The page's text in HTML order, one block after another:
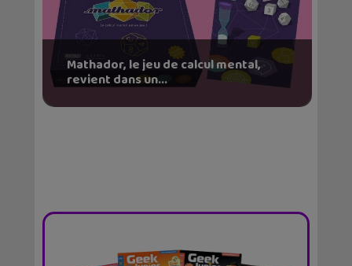
Mathador, le jeu de calcul mental,
revient dans un...